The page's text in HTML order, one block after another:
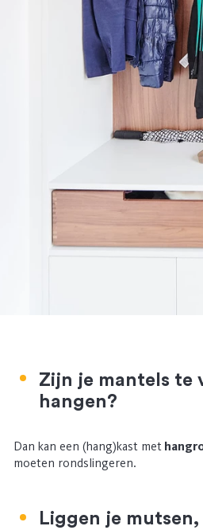
Zijn je mantels te
hangen?
Dan kan een (hang)kast met
moeten rondslingeren.
Liggen je